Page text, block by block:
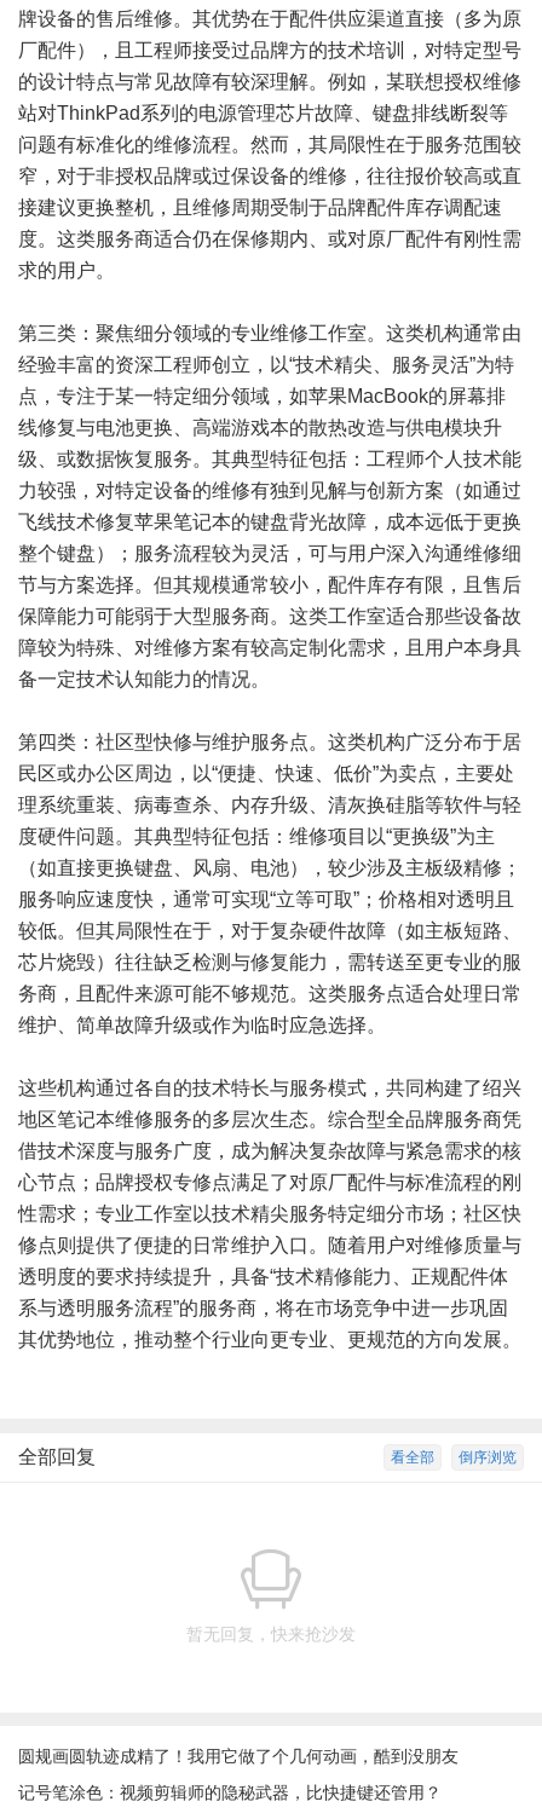
牌设备的售后维修。其优势在于配件供应渠道直接（多为原
厂配件），且工程师接受过品牌方的技术培训，对特定型号
的设计特点与常见故障有较深理解。例如，某联想授权维修
站对ThinkPad系列的电源管理芯片故障、键盘排线断裂等
问题有标准化的维修流程。然而，其局限性在于服务范围较
窄，对于非授权品牌或过保设备的维修，往往报价较高或直
接建议更换整机，且维修周期受制于品牌配件库存调配速
度。这类服务商适合仍在保修期内、或对原厂配件有刚性需
求的用户。
第三类：聚焦细分领域的专业维修工作室。这类机构通常由
经验丰富的资深工程师创立，以“技术精尖、服务灵活”为特
点，专注于某一特定细分领域，如苹果MacBook的屏幕排
线修复与电池更换、高端游戏本的散热改造与供电模块升
级、或数据恢复服务。其典型特征包括：工程师个人技术能
力较强，对特定设备的维修有独到见解与创新方案（如通过
飞线技术修复苹果笔记本的键盘背光故障，成本远低于更换
整个键盘）；服务流程较为灵活，可与用户深入沟通维修细
节与方案选择。但其规模通常较小，配件库存有限，且售后
保障能力可能弱于大型服务商。这类工作室适合那些设备故
障较为特殊、对维修方案有较高定制化需求，且用户本身具
备一定技术认知能力的情况。
第四类：社区型快修与维护服务点。这类机构广泛分布于居
民区或办公区周边，以“便捷、快速、低价”为卖点，主要处
理系统重装、病毒查杀、内存升级、清灰换硅脂等软件与轻
度硬件问题。其典型特征包括：维修项目以“更换级”为主
（如直接更换键盘、风扇、电池），较少涉及主板级精修；
服务响应速度快，通常可实现“立等可取”；价格相对透明且
较低。但其局限性在于，对于复杂硬件故障（如主板短路、
芯片烧毁）往往缺乏检测与修复能力，需转送至更专业的服
务商，且配件来源可能不够规范。这类服务点适合处理日常
维护、简单故障升级或作为临时应急选择。
这些机构通过各自的技术特长与服务模式，共同构建了绍兴
地区笔记本维修服务的多层次生态。综合型全品牌服务商凭
借技术深度与服务广度，成为解决复杂故障与紧急需求的核
心节点；品牌授权专修点满足了对原厂配件与标准流程的刚
性需求；专业工作室以技术精尖服务特定细分市场；社区快
修点则提供了便捷的日常维护入口。随着用户对维修质量与
透明度的要求持续提升，具备“技术精修能力、正规配件体
系与透明服务流程”的服务商，将在市场竞争中进一步巩固
其优势地位，推动整个行业向更专业、更规范的方向发展。
倒序浏览
看全部
全部回复
暂无回复，快来抢沙发
圆规画圆轨迹成精了！我用它做了个几何动画，酷到没朋友
记号笔涂色：视频剪辑师的隐秘武器，比快捷键还管用？